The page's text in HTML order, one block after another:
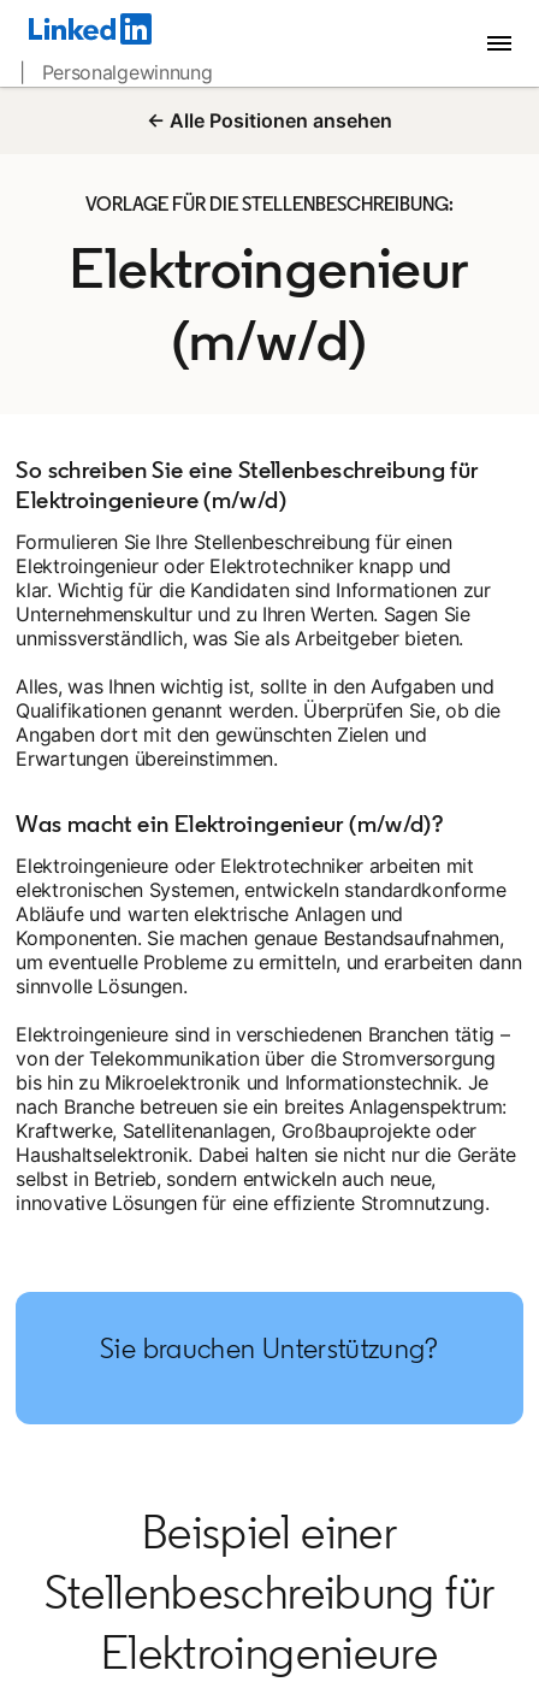
| Personalgewinnung
← Alle Positionen ansehen
VORLAGE FÜR DIE STELLENBESCHREIBUNG:
Elektroingenieur
(m/w/d)
So schreiben Sie eine Stellenbeschreibung für
Elektroingenieure (m/w/d)
Formulieren Sie Ihre Stellenbeschreibung für einen
Elektroingenieur oder Elektrotechniker knapp und
klar. Wichtig für die Kandidaten sind Informationen zur
Unternehmenskultur und zu Ihren Werten. Sagen Sie
unmissverständlich, was Sie als Arbeitgeber bieten.
Alles, was Ihnen wichtig ist, sollte in den Aufgaben und
Qualifikationen genannt werden. Überprüfen Sie, ob die
Angaben dort mit den gewünschten Zielen und
Erwartungen übereinstimmen.
Was macht ein Elektroingenieur (m/w/d)?
Elektroingenieure oder Elektrotechniker arbeiten mit
elektronischen Systemen, entwickeln standardkonforme
Abläufe und warten elektrische Anlagen und
Komponenten. Sie machen genaue Bestandsaufnahmen,
um eventuelle Probleme zu ermitteln, und erarbeiten dann
sinnvolle Lösungen.
Elektroingenieure sind in verschiedenen Branchen tätig –
von der Telekommunikation über die Stromversorgung
bis hin zu Mikroelektronik und Informationstechnik. Je
nach Branche betreuen sie ein breites Anlagenspektrum:
Kraftwerke, Satellitenanlagen, Großbauprojekte oder
Haushaltselektronik. Dabei halten sie nicht nur die Geräte
selbst in Betrieb, sondern entwickeln auch neue,
innovative Lösungen für eine effiziente Stromnutzung.
Sie brauchen Unterstützung?
Beispiel einer
Stellenbeschreibung für
Elektroingenieure